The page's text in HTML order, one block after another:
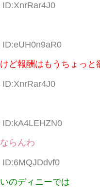
ど報酬はもうちょっと
らんわ
のディニーでは